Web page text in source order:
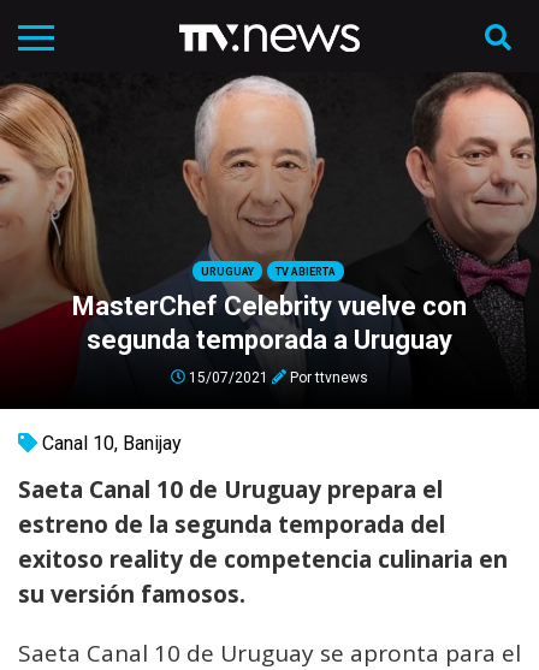
URUGUAY TV ABIERTA
MasterChef Celebrity vuelve con
segunda temporada a Uruguay
15/07/2021 Porttvnews
Canal 10, Banijay
Saeta Canal 10 de Uruguay prepara el
estreno de la segunda temporada del
exitoso reality de competencia culinaria en
su versión famosos.
Saeta Canal 10 de Uruguay se apronta para el